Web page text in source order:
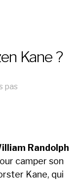
Kane ?
pas
Randolph
camper son
Kane, qui